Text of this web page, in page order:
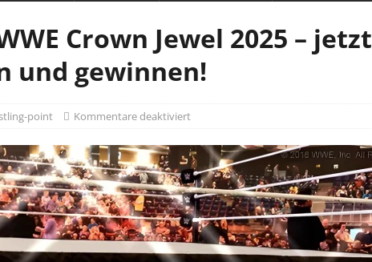
Crown Jewel 2025 – jetzt
und gewinnen!
point Kommentare deaktiviert